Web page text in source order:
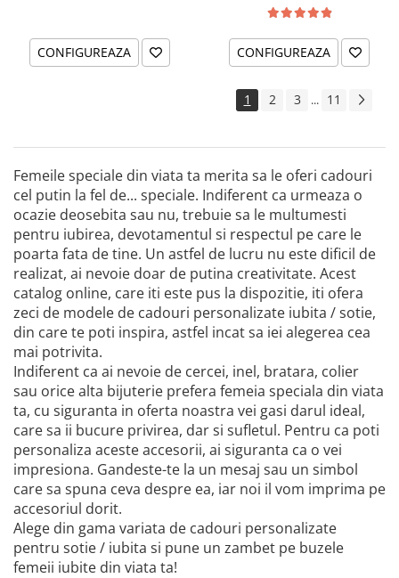
CONFIGUREAZA CONFIGUREAZA
1 2 3 ... 11
Femeile speciale din viata ta merita sa le oferi cadouri
cel putin la fel de... speciale. Indiferent ca urmeaza o
ocazie deosebita sau nu, trebuie sa le multumesti
pentru iubirea, devotamentul si respectul pe care le
poarta fata de tine. Un astfel de lucru nu este dificil de
realizat, ai nevoie doar de putina creativitate. Acest
catalog online, care iti este pus la dispozitie, iti ofera
zeci de modele de cadouri personalizate iubita / sotie,
din care te poti inspira, astfel incat sa iei alegerea cea
mai potrivita.
Indiferent ca ai nevoie de cercei, inel, bratara, colier
sau orice alta bijuterie prefera femeia speciala din viata
ta, cu siguranta in oferta noastra vei gasi darul ideal,
care sa ii bucure privirea, dar si sufletul. Pentru ca poti
personaliza aceste accesorii, ai siguranta ca o vei
impresiona. Gandeste-te la un mesaj sau un simbol
care sa spuna ceva despre ea, iar noi il vom imprima pe
accesoriul dorit.
Alege din gama variata de cadouri personalizate
pentru sotie / iubita si pune un zambet pe buzele
femeii iubite din viata ta!